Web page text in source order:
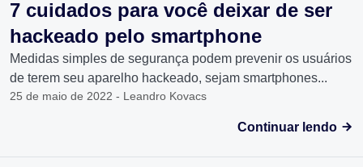
7 cuidados para você deixar de ser
hackeado pelo smartphone
Medidas simples de segurança podem prevenir os usuários
de terem seu aparelho hackeado, sejam smartphones...
25 de maio de 2022 - Leandro Kovacs
Continuar lendo